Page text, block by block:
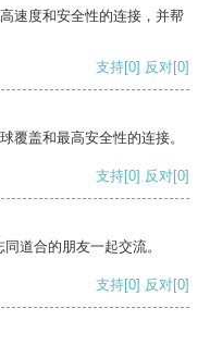
速度和安全性的连接，并帮
支持[0] 反对[0]
覆盖和最高安全性的连接。
支持[0] 反对[0]
道合的朋友一起交流。
支持[0] 反对[0]